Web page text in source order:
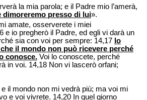
la mia parola; e il Padre mio l’amerà,
dimoreremo presso di lui».
amate, osserverete i miei
e io pregherò il Padre, ed egli vi darà un
sia con voi per sempre: 14,17 lo
il mondo non può ricevere perché
conosce. Voi lo conoscete, perché
in voi. 14,18 Non vi lascerò orfani;
e il mondo non mi vedrà più; ma voi mi
e voi vivrete. 14,20 In quel giorno